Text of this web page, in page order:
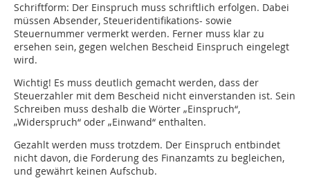
Schriftform: Der Einspruch muss schriftlich erfolgen. Dabei
müssen Absender, Steuer­identifikations- sowie
Steuernummer vermerkt werden. Ferner muss klar zu
ersehen sein, gegen welchen Bescheid Einspruch eingelegt
wird.
Wichtig! Es muss deutlich gemacht werden, dass der
Steuerzahler mit dem Bescheid nicht einverstanden ist. Sein
Schreiben muss deshalb die Wörter „Einspruch“,
„Widerspruch“ oder „Einwand“ enthalten.
Gezahlt werden muss trotzdem. Der Einspruch entbindet
nicht davon, die Forderung des Finanzamts zu begleichen,
und gewährt keinen Aufschub.